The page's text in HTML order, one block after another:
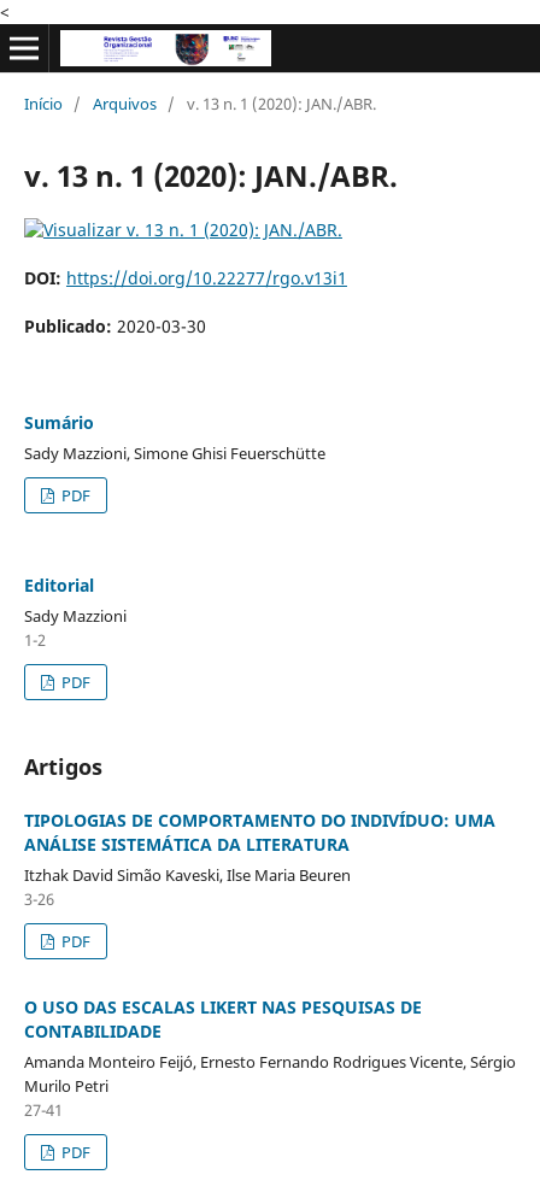
<
Início / Arquivos / v. 13 n. 1 (2020): JAN./ABR.
v. 13 n. 1 (2020): JAN./ABR.
DOI: https://doi.org/10.22277/rgo.v13i1
Publicado: 2020-03-30
Sumário
Sady Mazzioni, Simone Ghisi Feuerschütte
PDF
Editorial
Sady Mazzioni
1-2
PDF
Artigos
TIPOLOGIAS DE COMPORTAMENTO DO INDIVÍDUO: UMA
ANÁLISE SISTEMÁTICA DA LITERATURA
Itzhak David Simão Kaveski, Ilse Maria Beuren
3-26
PDF
O USO DAS ESCALAS LIKERT NAS PESQUISAS DE
CONTABILIDADE
Amanda Monteiro Feijó, Ernesto Fernando Rodrigues Vicente, Sérgio
Murilo Petri
27-41
PDF